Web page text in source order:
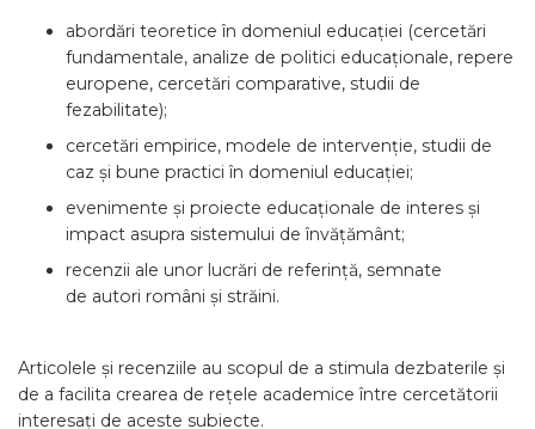
abordări teoretice în domeniul educației (cercetări
fundamentale, analize de politici educaționale, repere
europene, cercetări comparative, studii de
fezabilitate);
cercetări empirice, modele de intervenție, studii de
caz și bune practici în domeniul educației;
evenimente și proiecte educaționale de interes și
impact asupra sistemului de învățământ;
recenzii ale unor lucrări de referinţă, semnate
de autori români și străini.
Articolele și recenziile au scopul de a stimula dezbaterile și
de a facilita crearea de rețele academice între cercetătorii
interesați de aceste subiecte.